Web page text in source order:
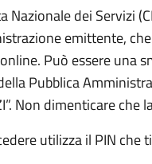
Nazionale dei Servizi
emittente,
Può essere una
Pubblica
Non dimenticare che
utilizza il PIN che